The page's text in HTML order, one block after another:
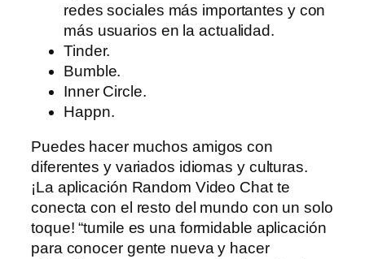
redes sociales más importantes y con
más usuarios en la actualidad.
Tinder.
Bumble.
Inner Circle.
Happn.
Puedes hacer muchos amigos con
diferentes y variados idiomas y culturas.
¡La aplicación Random Video Chat te
conecta con el resto del mundo con un solo
toque! “tumile es una formidable aplicación
para conocer gente nueva y hacer